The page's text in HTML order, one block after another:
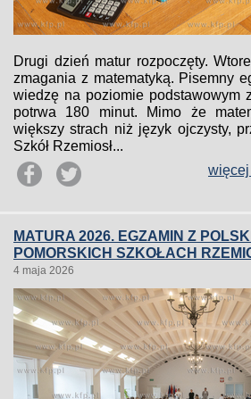
Drugi dzień matur rozpoczęty.
zmagania z matematyką. Pisemny
wiedzę na poziomie podstawowym
potrwa 180 minut. Mimo że
większy strach niż język ojczysty,
Szkół Rzemiosł...
więcej
MATURA 2026. EGZAMIN Z
POMORSKICH SZKOŁACH
4 maja 2026